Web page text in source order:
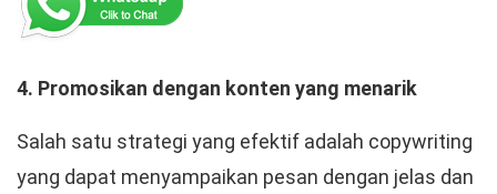
4. Promosikan dengan konten yang menarik
Salah satu strategi yang efektif adalah copywriting
yang dapat menyampaikan pesan dengan jelas dan